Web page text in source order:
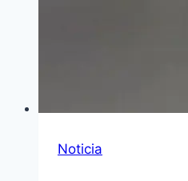
Noticia